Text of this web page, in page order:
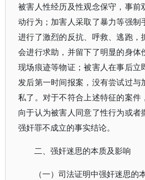
被害人性经历及性观念保守，事前
动行为；加害人采取了暴力等强制
进行了激烈的反抗、呼救、逃跑，
会进行求助，并留下了明显的身体
现场痕迹等物证；被害人在事后立
发后第一时间报案，没有尝试过与
私了。对于不符合上述特征的案件
向于认为被害人同意了性行为或者
强奸罪不成立的事实结论。
二、强奸迷思的本质及影响
（一）司法证明中强奸迷思的